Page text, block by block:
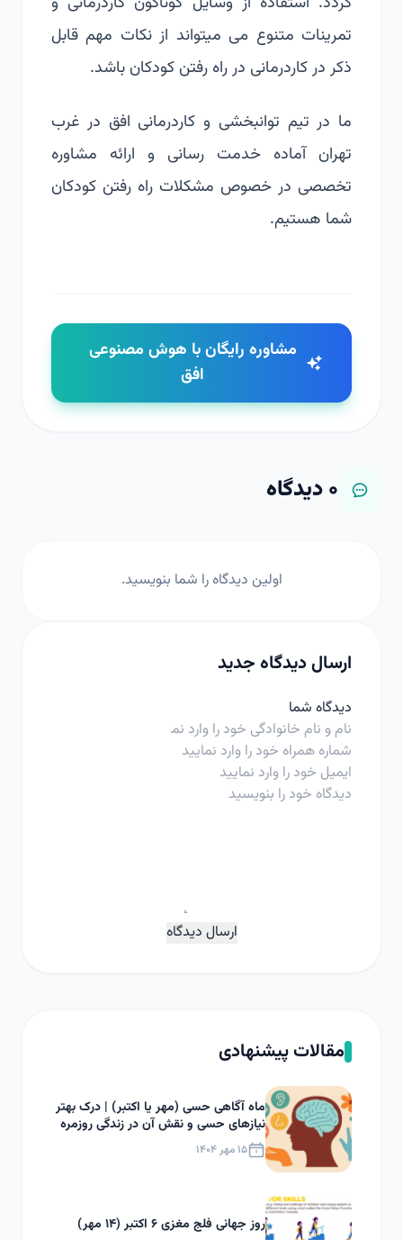
تمرینات متنوع می میتواند از نکات مهم قابل
ذکر در کاردرمانی در راه رفتن کودکان باشد.
ما در تیم توانبخشی و کاردرمانی افق در غرب
تهران آماده خدمت رسانی و ارائه مشاوره
تخصصی در خصوص مشکلات راه رفتن کودکان
شما هستیم.
مشاوره رایگان با هوش مصنوعی
افق
۰دیدگاه
اولین دیدگاه را شما بنویسید.
ارسال دیدگاه جدید
دیدگاه شما
ارسال دیدگاه
مقالات پیشنهادی
ماه آگاهی حسی (مهر یا اکتبر) | درک بهتر
نیازهای حسی و نقش آن در زندگی روزمره
۱۵ مهر ۱۴۰۴
روز جهانی فلج مغزی ۶ اکتبر (۱۴ مهر)